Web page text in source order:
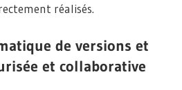
réalisés.
de versions et
et collaborative